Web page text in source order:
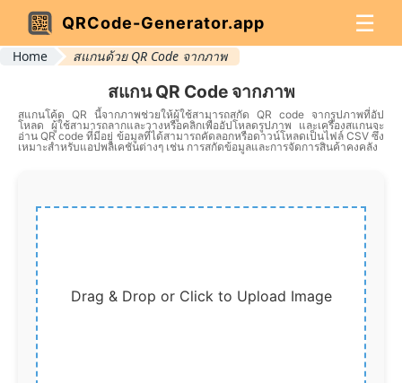
QRCode-Generator.app ☰
Home สแกนด้วย QR Code จากภาพ
สแกน QR Code จากภาพ
สแกนโค้ด QR นี้จากภาพช่วยให้ผู้ใช้สามารถสกัด QR code จากรูปภาพที่อัป
โหลด ผู้ใช้สามารถลากและวางหรือคลิกเพื่ออัปโหลดรูปภาพ และเครื่องสแกนจะ
อ่าน QR code ที่มีอยู่ ข้อมูลที่ได้สามารถคัดลอกหรือดาวน์โหลดเป็นไฟล์ CSV ซึ่ง
เหมาะสำหรับแอปพลิเคชันต่างๆ เช่น การสกัดข้อมูลและการจัดการสินค้าคงคลัง
Drag & Drop or Click to Upload Image